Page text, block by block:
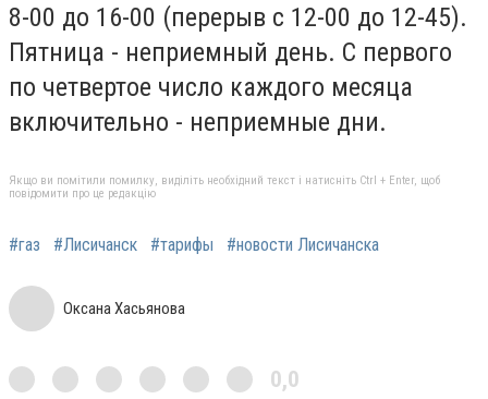
8-00 до 16-00 (перерыв с 12-00 до 12-45).
Пятница - неприемный день. С первого
по четвертое число каждого месяца
включительно - неприемные дни.
Якщо ви помітили помилку, виділіть необхідний текст і натисніть Ctrl + Enter, щоб
повідомити про це редакцію
#газ #Лисичанск #тарифы #новости Лисичанска
Оксана Хасьянова
0,0